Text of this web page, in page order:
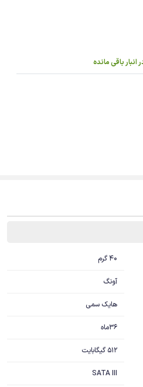
40 گرم
آونگ
هایک سمی
36ماه
512 گیگابایت
SATA III